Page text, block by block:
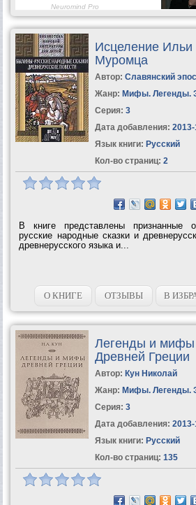
Исцеление Ильи
Муромца
Автор: Славянский эпос
Жанр: Мифы. Легенды.
Серия: 3
Дата добавления:
Язык книги: Русский
Кол-во страниц: 2
В книге представлены признанные
русские народные сказки и
древнерусского языка и...
О КНИГЕ ОТЗЫВЫ В
Легенды и мифы
Древней Греции
Автор: Кун Николай
Жанр: Мифы. Легенды.
Серия: 3
Дата добавления:
Язык книги: Русский
Кол-во страниц: 135